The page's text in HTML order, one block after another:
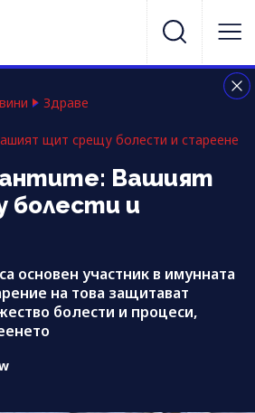
Здраве
щит срещу болести и стареене
Вашият
и
основен участник в имунната
на това защитават
болести и процеси,